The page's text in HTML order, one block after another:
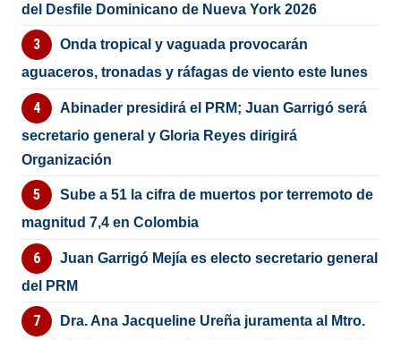
del Desfile Dominicano de Nueva York 2026
Onda tropical y vaguada provocarán
aguaceros, tronadas y ráfagas de viento este lunes
Abinader presidirá el PRM; Juan Garrigó será
secretario general y Gloria Reyes dirigirá
Organización
Sube a 51 la cifra de muertos por terremoto de
magnitud 7,4 en Colombia
Juan Garrigó Mejía es electo secretario general
del PRM
Dra. Ana Jacqueline Ureña juramenta al Mtro.